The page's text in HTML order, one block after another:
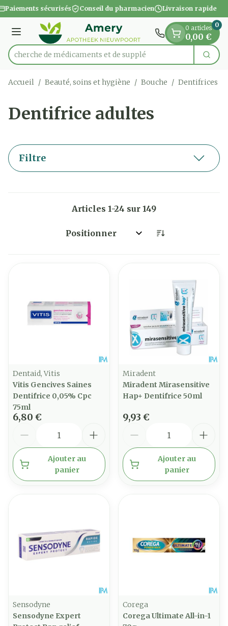
Aller au contenu
1 de 1
Paiements sécurisés Conseil du pharmacien Livraison rapide
Menu
Rechercher
Recherche de médi
0 articles
0,00 €
0
Accueil / Beauté, soins et hygiène / Bouche / Dentifrices
Dentifrice adultes
Filtre
Articles 1-24 sur 149
Trier par:
Dentaid, Vitis
Vitis Gencives Saines
Dentifrice 0,05% Cpc
75ml
6,80 €
Ajouter au
panier
Miradent
Miradent Mirasensitive
Hap+ Dentifrice 50ml
9,93 €
Ajouter au
panier
Sensodyne
Sensodyne Expert
Corega
Corega Ultimate All-in-1